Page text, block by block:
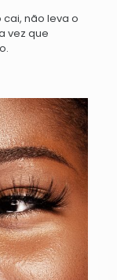
não leva o
vez que